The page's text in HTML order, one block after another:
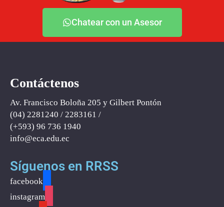
Chatear con un Asesor
Contáctenos
Av. Francisco Boloña 205 y Gilbert Pontón
(04) 2281240 / 2283161 /
(+593) ‪96 736 1940‬
info@eca.edu.ec
Síguenos en RRSS
facebook
instagram